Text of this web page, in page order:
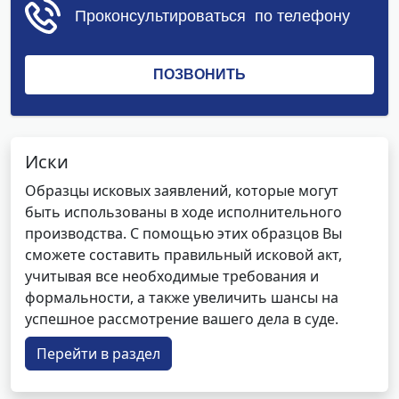
Иски
Образцы исковых заявлений, которые могут
быть использованы в ходе исполнительного
производства. С помощью этих образцов Вы
сможете составить правильный исковой акт,
учитывая все необходимые требования и
формальности, а также увеличить шансы на
успешное рассмотрение вашего дела в суде.
Перейти в раздел